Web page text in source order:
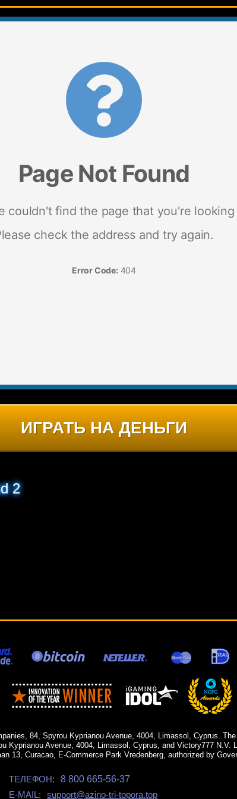
ИГРАТЬ НА ДЕНЬГИ
2
84, Spyrou Kyprianou Avenue, 4004, Limassol, Cyprus.
Kyprianou Avenue, 4004, Limassol, Cyprus, and Victory777 N.V.
13, Curacao, E-Commerce Park Vredenberg, authorized by
ТЕЛЕФОН:
8 800 665-56-37
E-MAIL:
support@azino-tri-topora.top